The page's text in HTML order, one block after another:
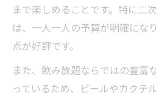
まで楽しめることです。特に二
は、一人一人の予算が明確にな
点が好評です。
また、飲み放題ならではの豊富
っているため、ビールやカクテ